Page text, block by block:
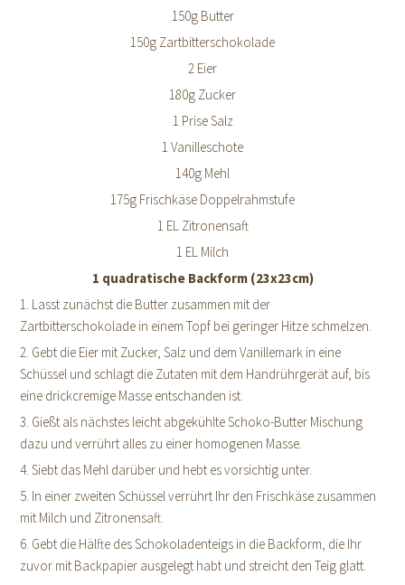
150g Butter
150g Zartbitterschokolade
2 Eier
180g Zucker
1 Prise Salz
1 Vanilleschote
140g Mehl
175g Frischkäse Doppelrahmstufe
1 EL Zitronensaft
1 EL Milch
1 quadratische Backform (23x23cm)
1. Lasst zunächst die Butter zusammen mit der
Zartbitterschokolade in einem Topf bei geringer Hitze schmelzen.
2. Gebt die Eier mit Zucker, Salz und dem Vanillemark in eine
Schüssel und schlagt die Zutaten mit dem Handrührgerät auf, bis
eine drickcremige Masse entschanden ist.
3. Gießt als nächstes leicht abgekühlte Schoko-Butter Mischung
dazu und verrührt alles zu einer homogenen Masse.
4. Siebt das Mehl darüber und hebt es vorsichtig unter.
5. In einer zweiten Schüssel verrührt Ihr den Frischkäse zusammen
mit Milch und Zitronensaft.
6. Gebt die Hälfte des Schokoladenteigs in die Backform, die Ihr
zuvor mit Backpapier ausgelegt habt und streicht den Teig glatt.